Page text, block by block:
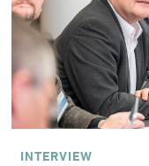
INTERVIEW